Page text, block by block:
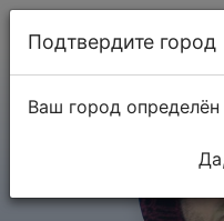
Подтвердите город
Ваш город